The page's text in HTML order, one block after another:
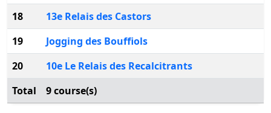
18
13e Relais des Castors
19
Jogging des Bouffiols
20
10e Le Relais des Recalcitrants
Total
9 course(s)